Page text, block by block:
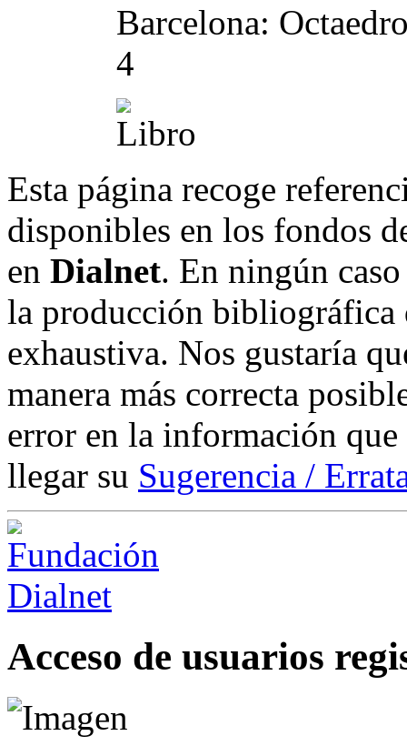
Barcelona:
4
Esta página recoge
disponibles en los fondos
en Dialnet. En ningún
la producción bibliográfica
exhaustiva. Nos gustaría
manera más correcta
error en la información
llegar su Sugerencia /
Acceso de usuarios